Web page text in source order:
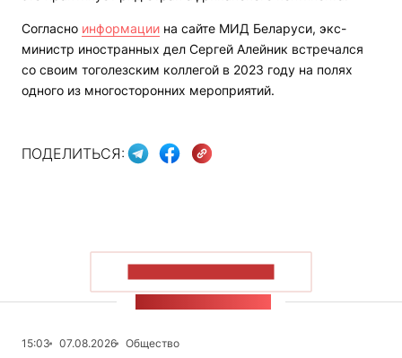
Согласно информации на сайте МИД Беларуси, экс-
министр иностранных дел Сергей Алейник встречался
со своим тоголезским коллегой в 2023 году на полях
одного из многосторонних мероприятий.
ПОДЕЛИТЬСЯ:
15:03 07.08.2026
Общество